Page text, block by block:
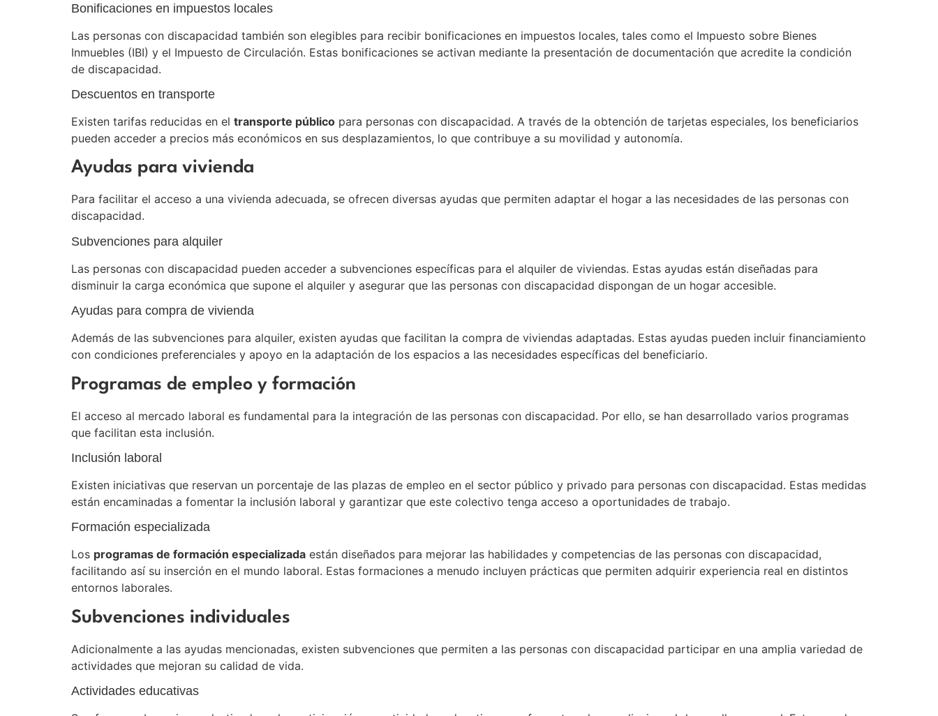
Bonificaciones en impuestos locales
Las personas con discapacidad también son elegibles para recibir bonificaciones en impuestos locales, tales como el Impuesto sobre Bienes
Inmuebles (IBI) y el Impuesto de Circulación. Estas bonificaciones se activan mediante la presentación de documentación que acredite la condición
de discapacidad.
Descuentos en transporte
Existen tarifas reducidas en el transporte público para personas con discapacidad. A través de la obtención de tarjetas especiales, los beneficiarios
pueden acceder a precios más económicos en sus desplazamientos, lo que contribuye a su movilidad y autonomía.
Ayudas para vivienda
Para facilitar el acceso a una vivienda adecuada, se ofrecen diversas ayudas que permiten adaptar el hogar a las necesidades de las personas con
discapacidad.
Subvenciones para alquiler
Las personas con discapacidad pueden acceder a subvenciones específicas para el alquiler de viviendas. Estas ayudas están diseñadas para
disminuir la carga económica que supone el alquiler y asegurar que las personas con discapacidad dispongan de un hogar accesible.
Ayudas para compra de vivienda
Además de las subvenciones para alquiler, existen ayudas que facilitan la compra de viviendas adaptadas. Estas ayudas pueden incluir financiamiento
con condiciones preferenciales y apoyo en la adaptación de los espacios a las necesidades específicas del beneficiario.
Programas de empleo y formación
El acceso al mercado laboral es fundamental para la integración de las personas con discapacidad. Por ello, se han desarrollado varios programas
que facilitan esta inclusión.
Inclusión laboral
Existen iniciativas que reservan un porcentaje de las plazas de empleo en el sector público y privado para personas con discapacidad. Estas medidas
están encaminadas a fomentar la inclusión laboral y garantizar que este colectivo tenga acceso a oportunidades de trabajo.
Formación especializada
Los programas de formación especializada están diseñados para mejorar las habilidades y competencias de las personas con discapacidad,
facilitando así su inserción en el mundo laboral. Estas formaciones a menudo incluyen prácticas que permiten adquirir experiencia real en distintos
entornos laborales.
Subvenciones individuales
Adicionalmente a las ayudas mencionadas, existen subvenciones que permiten a las personas con discapacidad participar en una amplia variedad de
actividades que mejoran su calidad de vida.
Actividades educativas